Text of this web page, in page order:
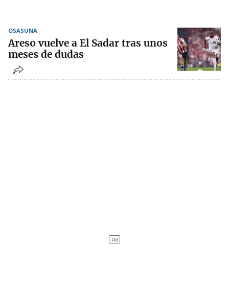
OSASUNA
Areso vuelve a El Sadar tras unos
meses de dudas